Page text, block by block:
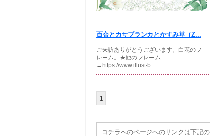
百合とカサブランカとかすみ草（Z...
ご来訪ありがとうございます。白花のフ
レーム。★他のフレーム
→https://www.illust-b...
1
コチラへのページへのリンクは下記